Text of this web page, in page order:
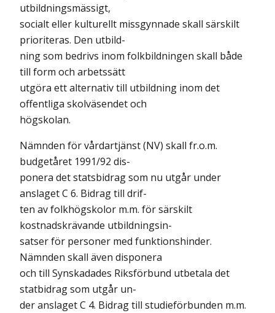
utbildningsmässigt,
socialt eller kulturellt missgynnade skall särskilt
prioriteras. Den utbild-
ning som bedrivs inom folkbildningen skall både
till form och arbetssätt
utgöra ett alternativ till utbildning inom det
offentliga skolväsendet och
högskolan.
Nämnden för vårdartjänst (NV) skall fr.o.m.
budgetåret 1991/92 dis-
ponera det statsbidrag som nu utgår under
anslaget C 6. Bidrag till drif-
ten av folkhögskolor m.m. för särskilt
kostnadskrävande utbildningsin-
satser för personer med funktionshinder.
Nämnden skall även disponera
och till Synskadades Riksförbund utbetala det
statbidrag som utgår un-
der anslaget C 4. Bidrag till studieförbunden m.m.